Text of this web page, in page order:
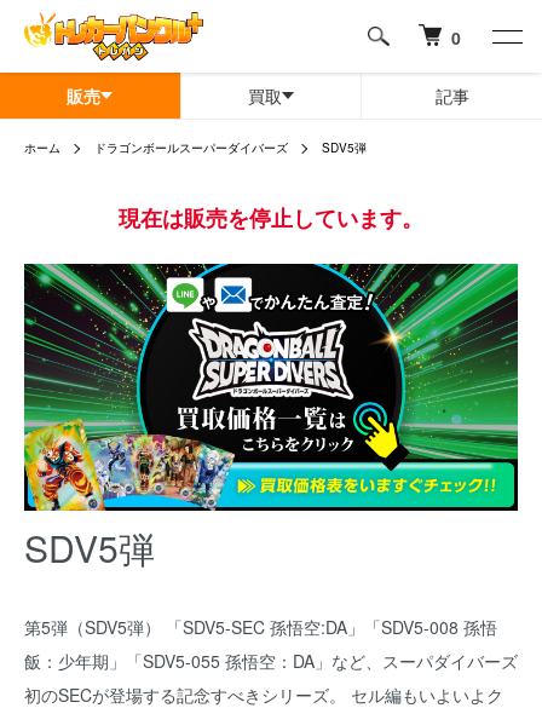
0
販売 買取 記事
ホーム ドラゴンボールスーパーダイバーズ SDV5弾
現在は販売を停止しています。
SDV5弾
第5弾（SDV5弾） 「SDV5-SEC 孫悟空:DA」「SDV5-008 孫悟
飯：少年期」「SDV5-055 孫悟空：DA」など、スーパダイバーズ
初のSECが登場する記念すべきシリーズ。 セル編もいよいよク